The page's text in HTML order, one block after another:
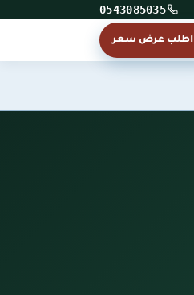
0543085035
اطلب عرض سعر